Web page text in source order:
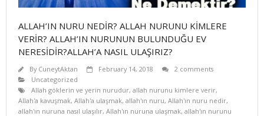
ALLAH’IN NURU NEDİR? ALLAH NURUNU KİMLERE
VERİR? ALLAH’IN NURUNUN BULUNDUĞU EV
NERESİDİR?ALLAH’A NASIL ULAŞIRIZ?
By CuneytAktan February 14, 2018
2 comments
Uncategorized
Allah göklerin ve yerin nurudur, allah nurunu kimlere verir,
Allah'a kavuşmak, Allah'a ulaşmak, allah'ın nuru, Allah'ın nuru nedir,
allah'ın nuruna nasıl ulaşılır, Allah'ın nuruna ulaşmak, allah'ın nurunu